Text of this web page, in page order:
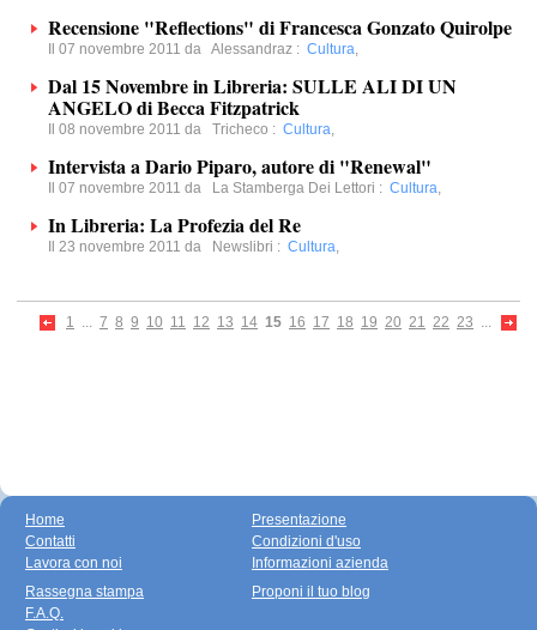
Recensione "Reflections" di Francesca Gonzato Quirolpe
Il 07 novembre 2011 da Alessandraz : Cultura,
Dal 15 Novembre in Libreria: SULLE ALI DI UN
ANGELO di Becca Fitzpatrick
Il 08 novembre 2011 da Tricheco : Cultura,
Intervista a Dario Piparo, autore di "Renewal"
Il 07 novembre 2011 da La Stamberga Dei Lettori : Cultura,
In Libreria: La Profezia del Re
Il 23 novembre 2011 da Newslibri : Cultura,
1 ... 7 8 9 10 11 12 13 14 15 16 17 18 19 20 21 22 23 ...
Home
Contatti
Lavora con noi
Presentazione
Condizioni d'uso
Informazioni azienda
Rassegna stampa
F.A.Q.
Proponi il tuo blog